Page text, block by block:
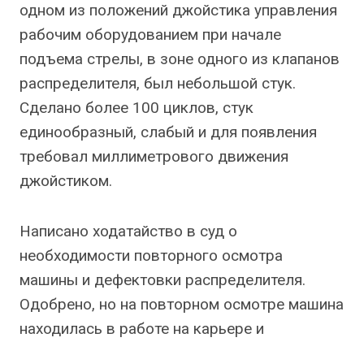
одном из положений джойстика управления
рабочим оборудованием при начале
подъема стрелы, в зоне одного из клапанов
распределителя, был небольшой стук.
Сделано более 100 циклов, стук
единообразный, слабый и для появления
требовал миллиметрового движения
джойстиком.
Написано ходатайство в суд о
необходимости повторного осмотра
машины и дефектовки распределителя.
Одобрено, но на повторном осмотре машина
находилась в работе на карьере и